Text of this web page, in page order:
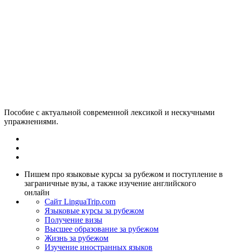
Пособие с актуальной современной лексикой и нескучными
упражнениями.
Пишем про языковые курсы за рубежом и поступление в
заграничные вузы, а также изучение английского
онлайн
Cайт LinguaTrip.com
Языковые курсы за рубежом
Получение визы
Высшее образование за рубежом
Жизнь за рубежом
Изучение иностранных языков